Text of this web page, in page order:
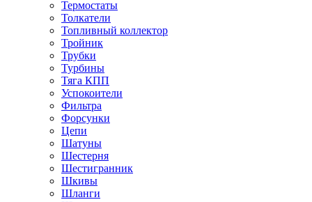
Термостаты
Толкатели
Топливный коллектор
Тройник
Трубки
Турбины
Тяга КПП
Успокоители
Фильтра
Форсунки
Цепи
Шатуны
Шестерня
Шестигранник
Шкивы
Шланги